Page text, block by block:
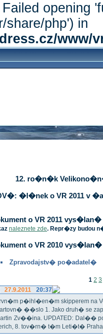
opening
share/php') in
www/
12. ro�n�k
�l�nek o VR 2011 v
o VR 2011
naleznete zde. Repr�zy budou
o VR 2010
Zpravodajstv� po�adatel�
1 2 3
27.9.2011
20:37
p�ihl�en�m skipperem na
��slo 1. Jako druh� se
Zv��ina. UPDATED: Dal��
8. tov�rn� t�m Leti�t� Praha